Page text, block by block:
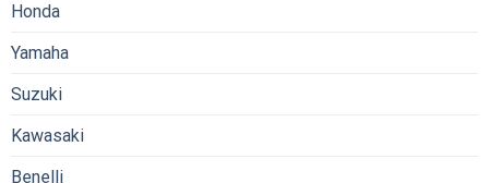
Honda
Yamaha
Suzuki
Kawasaki
Benelli